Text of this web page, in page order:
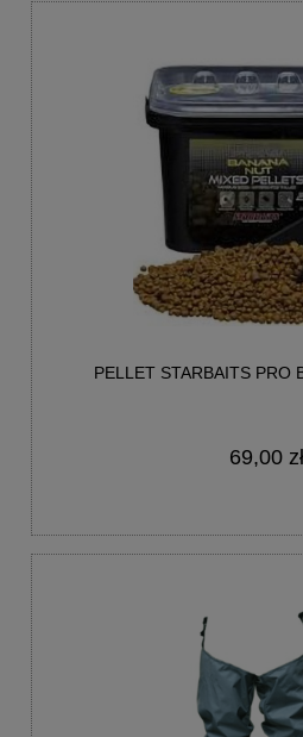
PELLET STARBAITS PRO
69,00 zł